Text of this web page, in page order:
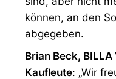
können, an den
abgegeben.
Brian Beck,
Kaufleute: „Wir